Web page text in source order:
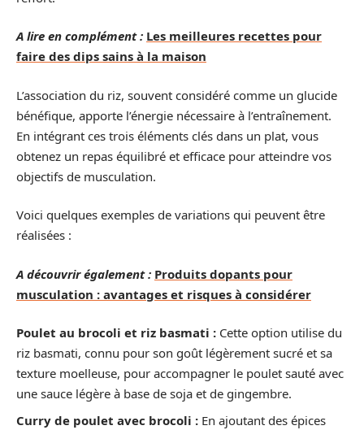
A lire en complément : Les meilleures recettes pour
faire des dips sains à la maison
L’association du riz, souvent considéré comme un glucide
bénéfique, apporte l’énergie nécessaire à l’entraînement.
En intégrant ces trois éléments clés dans un plat, vous
obtenez un repas équilibré et efficace pour atteindre vos
objectifs de musculation.
Voici quelques exemples de variations qui peuvent être
réalisées :
A découvrir également : Produits dopants pour
musculation : avantages et risques à considérer
Poulet au brocoli et riz basmati : Cette option utilise du
riz basmati, connu pour son goût légèrement sucré et sa
texture moelleuse, pour accompagner le poulet sauté avec
une sauce légère à base de soja et de gingembre.
Curry de poulet avec brocoli : En ajoutant des épices